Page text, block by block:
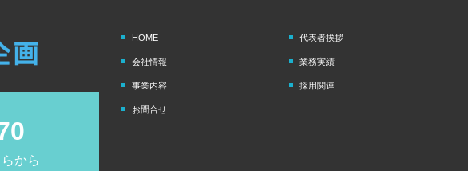
から
HOME 代表者挨拶
会社情報 業務実績
事業内容 採用関連
お問合せ